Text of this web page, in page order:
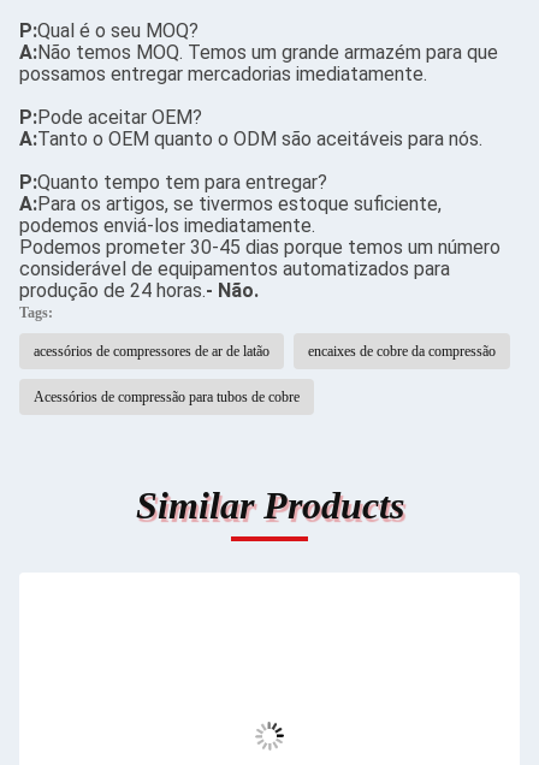
P:Qual é o seu MOQ?
A:Não temos MOQ. Temos um grande armazém para que
possamos entregar mercadorias imediatamente.
P:Pode aceitar OEM?
A:Tanto o OEM quanto o ODM são aceitáveis para nós.
P:Quanto tempo tem para entregar?
A:Para os artigos, se tivermos estoque suficiente,
podemos enviá-los imediatamente.
Podemos prometer 30-45 dias porque temos um número
considerável de equipamentos automatizados para
produção de 24 horas.- Não.
Tags:
acessórios de compressores de ar de latão encaixes de cobre da compressão
Acessórios de compressão para tubos de cobre
Similar Products